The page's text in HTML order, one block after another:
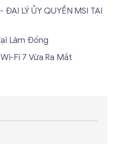
LÝ ỦY QUYỀN MSI TẠI
Lâm Đồng
Fi 7 Vừa Ra Mắt